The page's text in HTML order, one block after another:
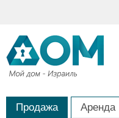
Продажа Аренда